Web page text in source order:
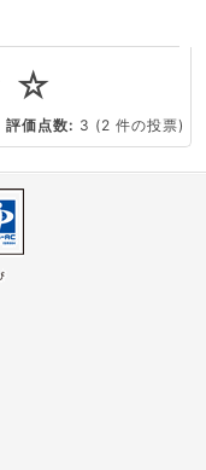
☆
評価点数: 3 (2 件の投票)